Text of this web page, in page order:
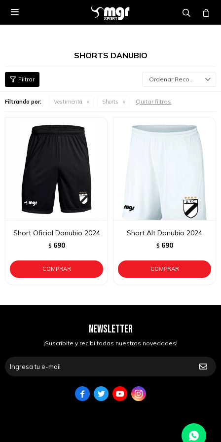

SHORTS DANUBIO
Recomendados
Filtrando por: Vestimenta Shorts Quitar filtros
Short Oficial Danubio 2024
$ 690
Short Alt Danubio 2024
$ 690
NEWSLETTER
¡Suscribite y recibí todas nuestras novedades!
   